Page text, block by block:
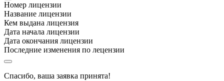
Номер лицензии
Название лицензии
Кем выдана лицензия
Дата начала лицензии
Дата окончания лицензии
Последние изменения по лецензии
Спасибо, ваша заявка принята!